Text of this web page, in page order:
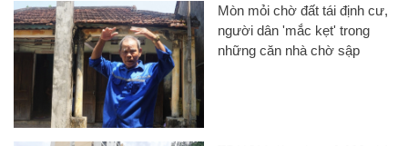
Mòn mỏi chờ đất tái định cư,
người dân 'mắc kẹt' trong
những căn nhà chờ sập